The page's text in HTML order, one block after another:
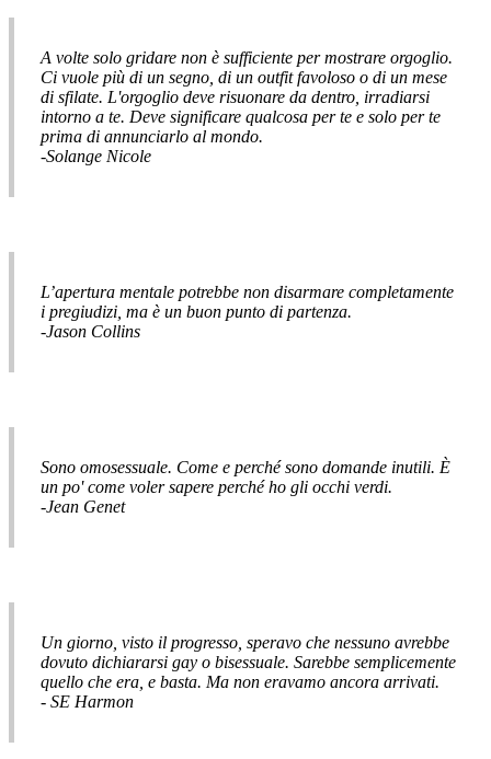
A volte solo gridare non è sufficiente per mostrare orgoglio.
Ci vuole più di un segno, di un outfit favoloso o di un mese
di sfilate. L'orgoglio deve risuonare da dentro, irradiarsi
intorno a te. Deve significare qualcosa per te e solo per te
prima di annunciarlo al mondo.
-Solange Nicole
L’apertura mentale potrebbe non disarmare completamente
i pregiudizi, ma è un buon punto di partenza.
-Jason Collins
Sono omosessuale. Come e perché sono domande inutili. È
un po' come voler sapere perché ho gli occhi verdi.
-Jean Genet
Un giorno, visto il progresso, speravo che nessuno avrebbe
dovuto dichiararsi gay o bisessuale. Sarebbe semplicemente
quello che era, e basta. Ma non eravamo ancora arrivati.
- SE Harmon